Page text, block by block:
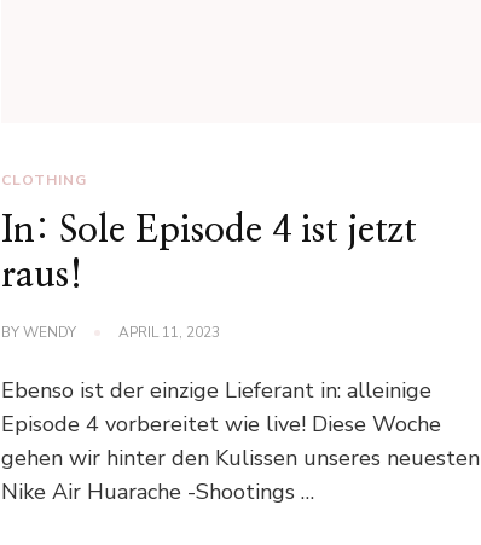
CLOTHING
In: Sole Episode 4 ist jetzt
raus!
BYWENDY APRIL 11, 2023
Ebenso ist der einzige Lieferant in: alleinige
Episode 4 vorbereitet wie live! Diese Woche
gehen wir hinter den Kulissen unseres neuesten
Nike Air Huarache -Shootings …